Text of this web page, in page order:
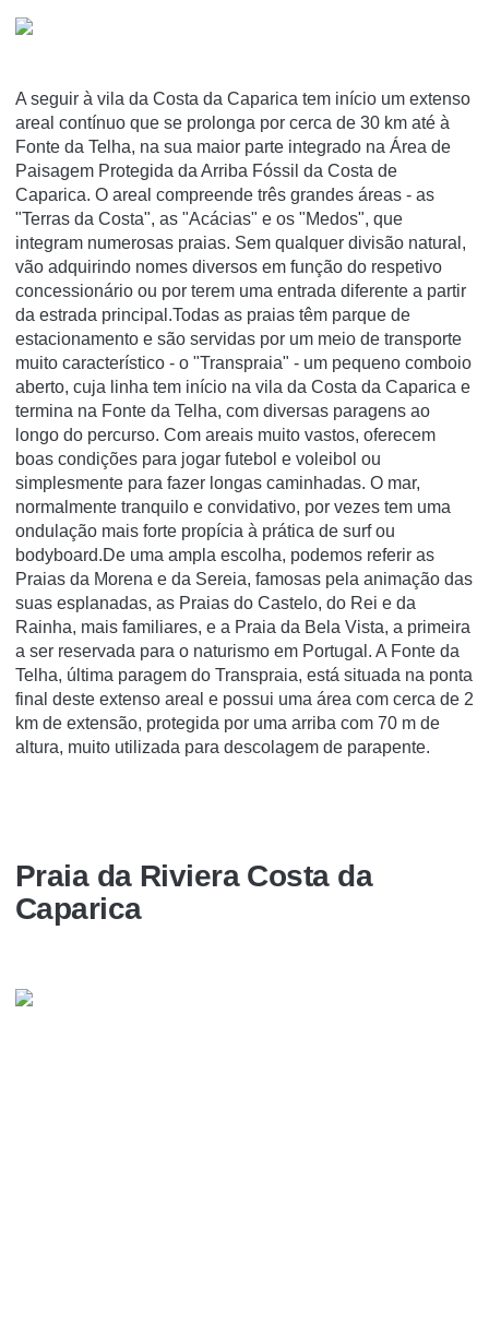
A seguir à vila da Costa da Caparica tem início um extenso
areal contínuo que se prolonga por cerca de 30 km até à
Fonte da Telha, na sua maior parte integrado na Área de
Paisagem Protegida da Arriba Fóssil da Costa de
Caparica. O areal compreende três grandes áreas - as
"Terras da Costa", as "Acácias" e os "Medos", que
integram numerosas praias. Sem qualquer divisão natural,
vão adquirindo nomes diversos em função do respetivo
concessionário ou por terem uma entrada diferente a partir
da estrada principal.Todas as praias têm parque de
estacionamento e são servidas por um meio de transporte
muito característico - o "Transpraia" - um pequeno comboio
aberto, cuja linha tem início na vila da Costa da Caparica e
termina na Fonte da Telha, com diversas paragens ao
longo do percurso. Com areais muito vastos, oferecem
boas condições para jogar futebol e voleibol ou
simplesmente para fazer longas caminhadas. O mar,
normalmente tranquilo e convidativo, por vezes tem uma
ondulação mais forte propícia à prática de surf ou
bodyboard.De uma ampla escolha, podemos referir as
Praias da Morena e da Sereia, famosas pela animação das
suas esplanadas, as Praias do Castelo, do Rei e da
Rainha, mais familiares, e a Praia da Bela Vista, a primeira
a ser reservada para o naturismo em Portugal. A Fonte da
Telha, última paragem do Transpraia, está situada na ponta
final deste extenso areal e possui uma área com cerca de 2
km de extensão, protegida por uma arriba com 70 m de
altura, muito utilizada para descolagem de parapente.
Praia da Riviera Costa da
Caparica